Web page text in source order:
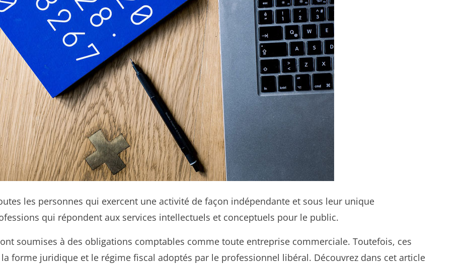
les personnes qui exercent une activité de façon indépendante et sous leur unique
qui répondent aux services intellectuels et conceptuels pour le public.
soumises à des obligations comptables comme toute entreprise commerciale. Toutefois, ces
forme juridique et le régime fiscal adoptés par le professionnel libéral. Découvrez dans cet article